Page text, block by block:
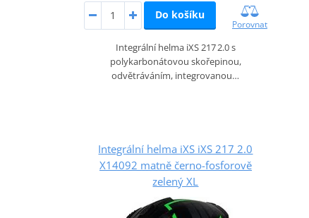
Do košíku
Porovnat
Integrální helma iXS 217 2.0 s
polykarbonátovou skořepinou,
odvětráváním, integrovanou…
Integrální helma iXS iXS 217 2.0
X14092 matně černo-fosforově
zelený XL